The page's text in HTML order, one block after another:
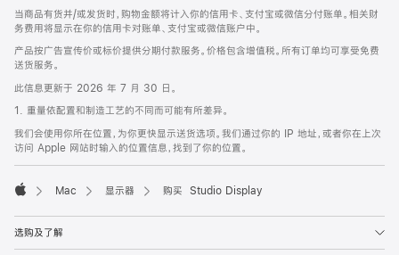
当商品有货并/或发货时，购物金额将计入你的信用卡、支付宝或微信分付账单。相关财
务费用将显示在你的信用卡对账单、支付宝或微信账户中。
产品按广告宣传价或标价提供分期付款服务。价格包含增值税。所有订单均可享受免费
送货服务。
此信息更新于 2026 年 7 月 30 日。
1. 重量依配置和制造工艺的不同而可能有所差异。
我们会使用你所在位置，为你更快显示送货选项。我们通过你的 IP 地址，或者你在上次
访问 Apple 网站时输入的位置信息，找到了你的位置。
Mac 显示器 购买 Studio Display
选购及了解